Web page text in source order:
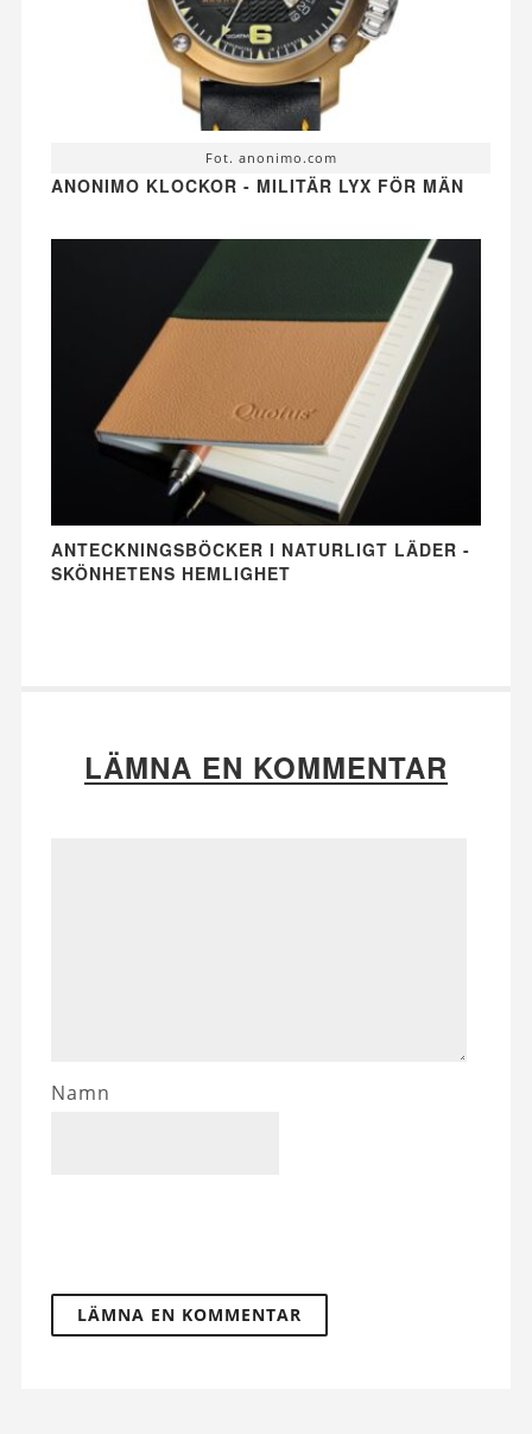
Fot. anonimo.com
ANONIMO KLOCKOR - MILITÄR LYX FÖR MÄN
ANTECKNINGSBÖCKER I NATURLIGT LÄDER -
SKÖNHETENS HEMLIGHET
LÄMNA EN KOMMENTAR
Namn